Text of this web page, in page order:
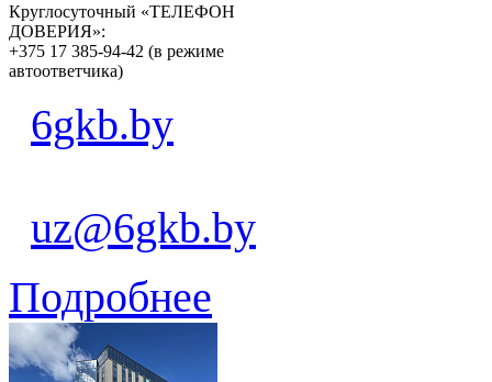
Круглосуточный «ТЕЛЕФОН
ДОВЕРИЯ»:
+375 17 385-94-42 (в режиме
автоответчика)
6gkb.by
uz@6gkb.by
Подробнее